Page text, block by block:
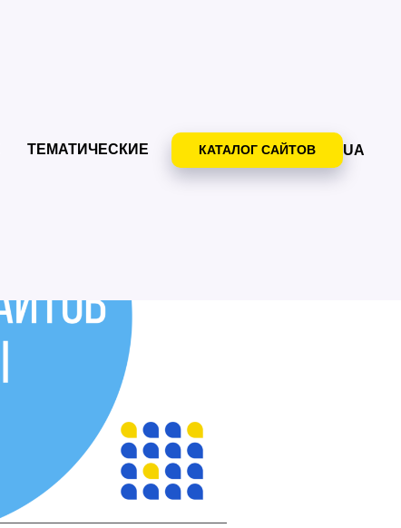
ТЕМАТИЧЕСКИЕ КАТАЛОГ САЙТОВ UA